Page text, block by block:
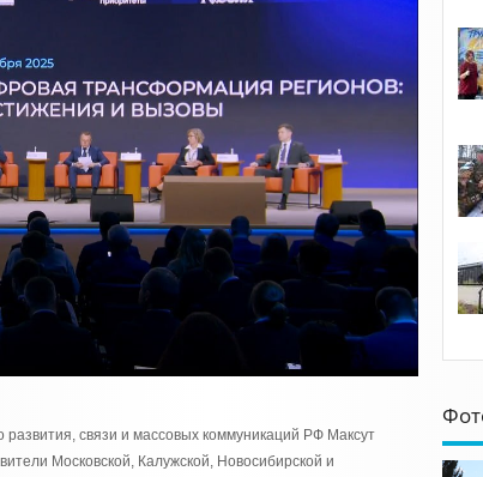
связи и массовых коммуникаций РФ Максут
Московской, Калужской, Новосибирской и